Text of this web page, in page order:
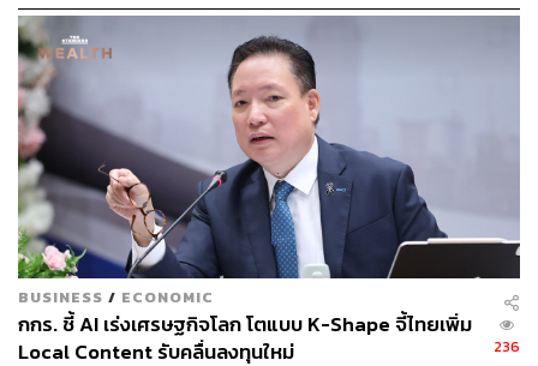
ทั้งนี้ ตามข้อมูลจากกระทรวงพลังงานแสดงให้เห็นว่า ราคา
ค้าปลีกน้ำมันดีเซลวันนี้ (27 มีนาคม) อยู่ที่ 38.94 บาทต่อลิตร
โดยราคานี้กองทุนน้ำมันอุดหนุนอยู่ 16.02 บาทต่อลิตร
สะท้อนว่า หากไม่มีการอุดหนุน ราคาค้าปลีกน้ำมันดีเซลวัน
นี้จะอยู่ที่ 54.96 บาทต่อลิตร
เตือน ‘ลอยตัว’ ราคาน้ำมันแบบ ‘กระชาก’ กระทบ
เศรษฐกิจหนัก
BUSINESS / ECONOMIC
กกร. ชี้ AI เร่งเศรษฐกิจโลก โตแบบ K-Shape จี้ไทยเพิ่ม
Local Content รับคลื่นลงทุนใหม่
236